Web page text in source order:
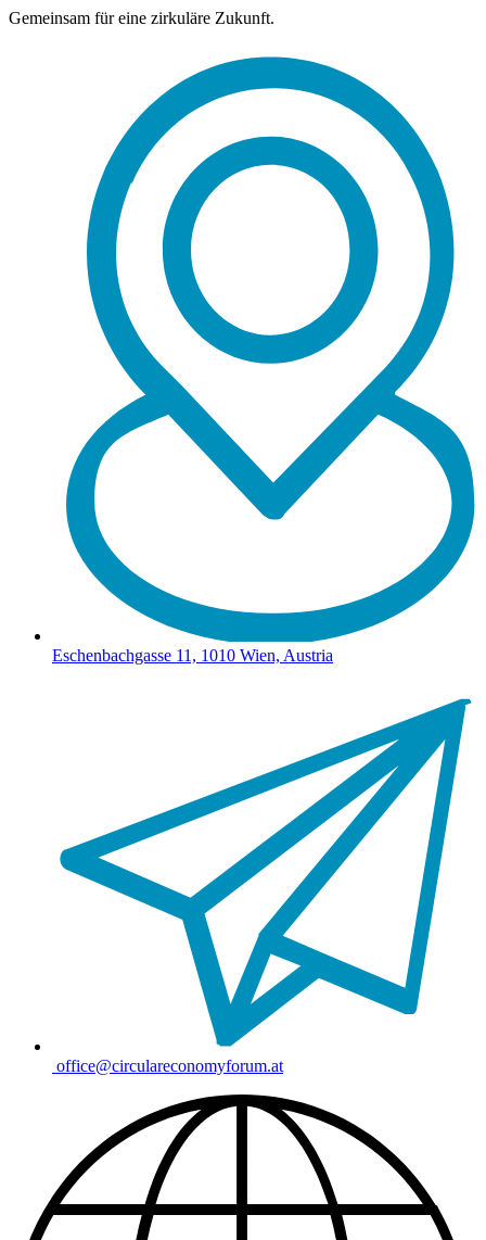
Gemeinsam für eine zirkuläre Zukunft.
Eschenbachgasse 11, 1010 Wien, Austria
office@circulareconomyforum.at